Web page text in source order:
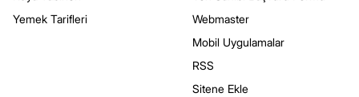
Yemek Tarifleri
Webmaster
Mobil Uygulamalar
RSS
Sitene Ekle